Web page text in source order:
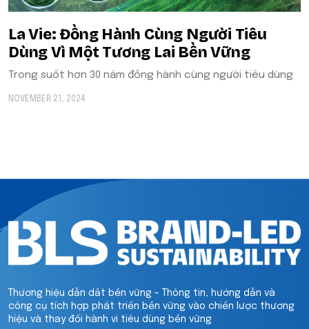
La Vie: Đồng Hành Cùng Người Tiêu
Dùng Vì Một Tương Lai Bền Vững
Trong suốt hơn 30 năm đồng hành cùng người tiêu dùng
NOVEMBER 21, 2024
Thương hiệu dẫn dắt bền vững - Thông tin, hướng dẫn và
công cụ tích hợp phát triển bền vững vào chiến lược thương
hiệu và thay đổi hành vi tiêu dùng bền vững